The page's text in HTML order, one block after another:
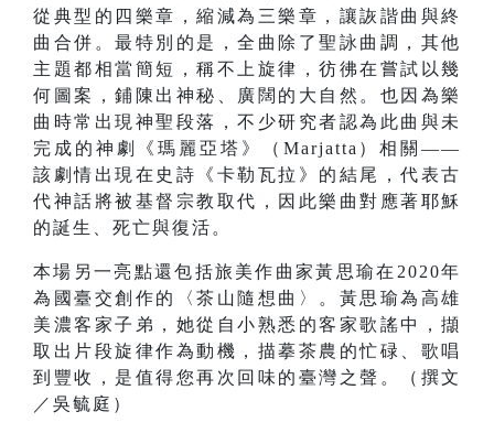
從典型的四樂章，縮減為三樂章，讓詼諧曲與終
曲合併。最特別的是，全曲除了聖詠曲調，其他
主題都相當簡短，稱不上旋律，彷彿在嘗試以幾
何圖案，鋪陳出神秘、廣闊的大自然。也因為樂
曲時常出現神聖段落，不少研究者認為此曲與未
完成的神劇《瑪麗亞塔》（Marjatta）相關——
該劇情出現在史詩《卡勒瓦拉》的結尾，代表古
代神話將被基督宗教取代，因此樂曲對應著耶穌
的誕生、死亡與復活。
本場另一亮點還包括旅美作曲家黃思瑜在2020年
為國臺交創作的〈茶山隨想曲〉。黃思瑜為高雄
美濃客家子弟，她從自小熟悉的客家歌謠中，擷
取出片段旋律作為動機，描摹茶農的忙碌、歌唱
到豐收，是值得您再次回味的臺灣之聲。（撰文
／吳毓庭）